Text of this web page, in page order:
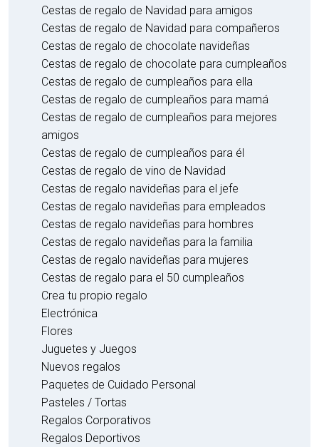
Cestas de regalo de Navidad para amigos
Cestas de regalo de Navidad para compañeros
Cestas de regalo de chocolate navideñas
Cestas de regalo de chocolate para cumpleaños
Cestas de regalo de cumpleaños para ella
Cestas de regalo de cumpleaños para mamá
Cestas de regalo de cumpleaños para mejores
amigos
Cestas de regalo de cumpleaños para él
Cestas de regalo de vino de Navidad
Cestas de regalo navideñas para el jefe
Cestas de regalo navideñas para empleados
Cestas de regalo navideñas para hombres
Cestas de regalo navideñas para la familia
Cestas de regalo navideñas para mujeres
Cestas de regalo para el 50 cumpleaños
Crea tu propio regalo
Electrónica
Flores
Juguetes y Juegos
Nuevos regalos
Paquetes de Cuidado Personal
Pasteles / Tortas
Regalos Corporativos
Regalos Deportivos